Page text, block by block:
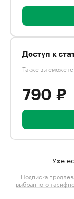
Доступ к
Также вы сможете
790 ₽
Уже
Подписка
выбранного